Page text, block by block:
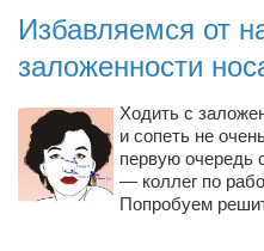
Фестиваль. Конкурс
Конкурс «Колибри» 2015
Конкурс «Колибри» 2014
Литературный конкурс
Избавляемся от
заложенности
Ходить с
и сопеть не
первую очередь
— коллег по
Попробуем